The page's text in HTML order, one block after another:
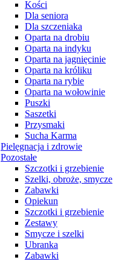
Kości
Dla seniora
Dla szczeniaka
Oparta na drobiu
Oparta na indyku
Oparta na jagnięcinie
Oparta na króliku
Oparta na rybie
Oparta na wołowinie
Puszki
Saszetki
Przysmaki
Sucha Karma
Pielęgnacja i zdrowie
Pozostałe
Szczotki i grzebienie
Szelki, obroże, smycze
Zabawki
Opiekun
Szczotki i grzebienie
Zestawy
Smycze i szelki
Ubranka
Zabawki